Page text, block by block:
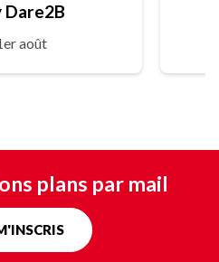
Dare2B
août
plans par mail